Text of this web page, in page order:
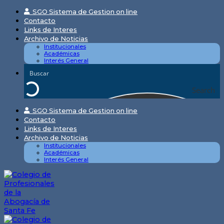
Skip
content
SGO Sistema de Gestion on line
Contacto
Links de Interes
Archivo de Noticias
Institucionales
Académicas
Interés General
Search
SGO Sistema de Gestion on line
Contacto
Links de Interes
Archivo de Noticias
Institucionales
Académicas
Interés General